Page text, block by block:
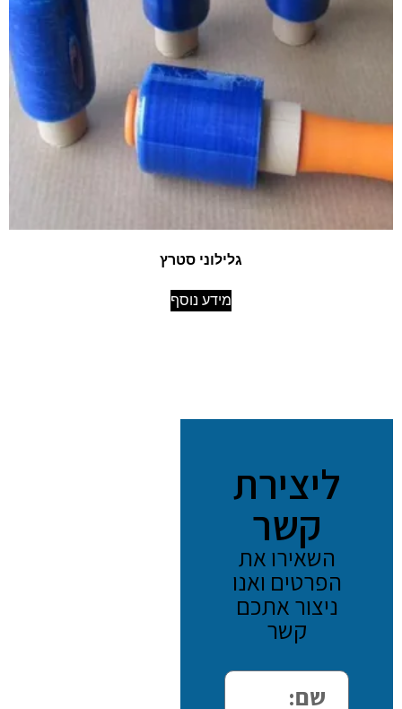
גלילוני סטרץ
מידע נוסף
ליצירת
קשר
השאירו את
הפרטים ואנו
ניצור אתכם
קשר